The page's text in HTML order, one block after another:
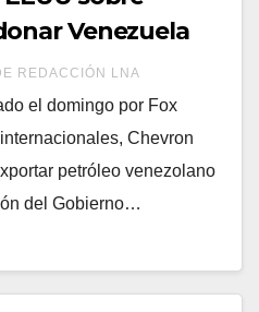
Venezuela
REDACCIÓN LNA
el domingo por Fox
Chevron
petróleo venezolano
del Gobierno…